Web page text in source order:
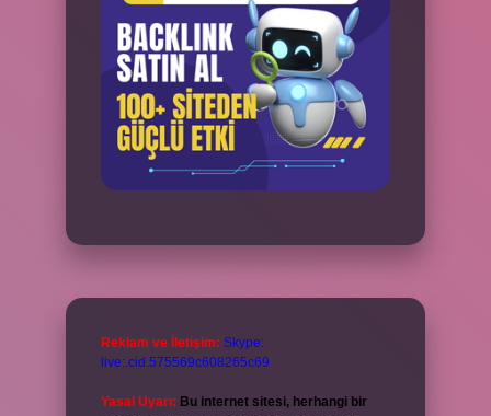
Reklam ve İletişim: Skype:
live:.cid.575569c608265c69
Yasal Uyarı: Bu internet sitesi, herhangi bir